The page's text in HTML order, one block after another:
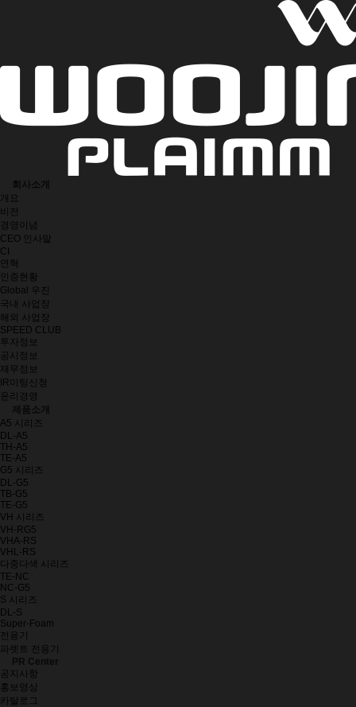
회사소개
개요
비전
경영이념
CEO 인사말
CI
연혁
인증현황
Global 우진
국내 사업장
해외 사업장
SPEED CLUB
투자정보
공시정보
재무정보
IR미팅신청
윤리경영
제품소개
A5 시리즈
DL-A5
TH-A5
TE-A5
G5 시리즈
DL-G5
TB-G5
TE-G5
VH 시리즈
VH-RG5
VHA-RS
VHL-RS
다중다색 시리즈
TE-NC
NC-G5
S 시리즈
DL-S
Super-Foam
전용기
파렛트 전용기
PR Center
공지사항
홍보영상
카탈로그